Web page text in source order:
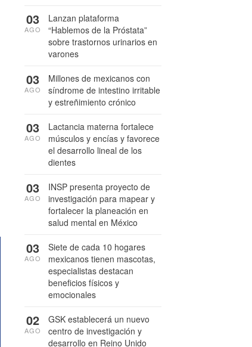
Lanzan plataforma
“Hablemos de la Próstata”
sobre trastornos urinarios en
varones
03
AGO
Millones de mexicanos con
síndrome de intestino irritable
y estreñimiento crónico
03
AGO
Lactancia materna fortalece
músculos y encías y favorece
el desarrollo lineal de los
dientes
03
AGO
INSP presenta proyecto de
investigación para mapear y
fortalecer la planeación en
salud mental en México
03
AGO
Siete de cada 10 hogares
mexicanos tienen mascotas,
especialistas destacan
beneficios físicos y
emocionales
03
AGO
GSK establecerá un nuevo
centro de investigación y
desarrollo en Reino Unido
02
AGO